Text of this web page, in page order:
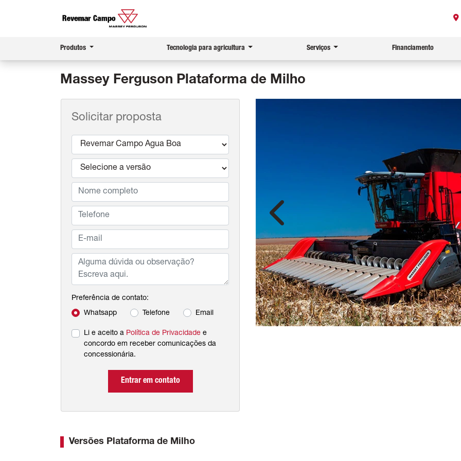
Produtos Tecnologia para agricultura Serviços Financiamento
Massey Ferguson Plataforma de Milho
Solicitar proposta
Preferência de contato:
Whatsapp Telefone Email
Li e aceito a Política de Privacidade e
concordo em receber comunicações da
concessionária.
Entrar em contato
Anterior
Versões Plataforma de Milho